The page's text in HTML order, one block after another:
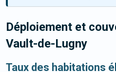
Déploiement et
Vault-de-Lugny
Taux des habitations